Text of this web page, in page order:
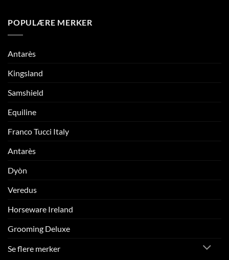
POPULÆRE MERKER
Antarès
Kingsland
Samshield
Equiline
Franco Tucci Italy
Antarès
Dyòn
Veredus
Horseware Ireland
Grooming Deluxe
Se flere merker